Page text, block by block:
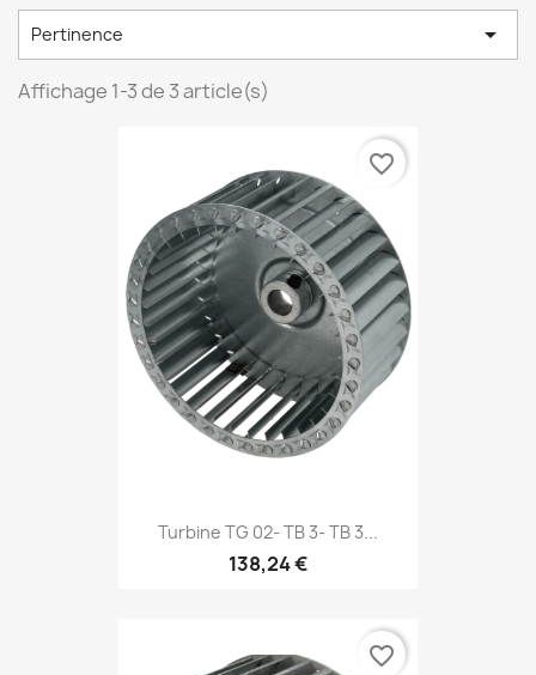
Pertinence 
Affichage 1-3 de 3 article(s)
Turbine TG 02- TB 3- TB 3...
138,24 €
favorite_border
favorite_border